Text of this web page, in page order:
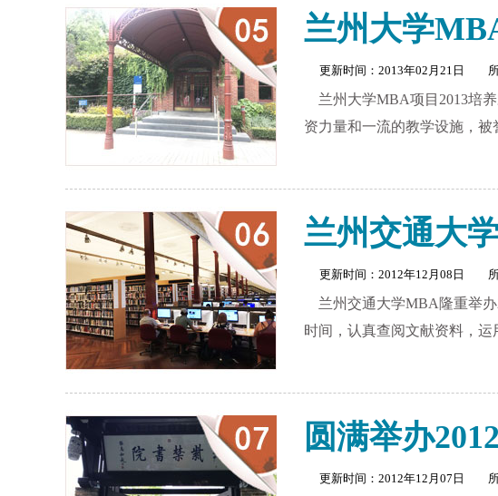
兰州大学
更新时间：2013年02月21日 所
兰州大学MBA项目2013培
资力量和一流的教学设施，
兰州交通大
更新时间：2012年12月08日 所
兰州交通大学MBA隆重举
时间，认真查阅文献资料，
圆满举办
更新时间：2012年12月07日 所